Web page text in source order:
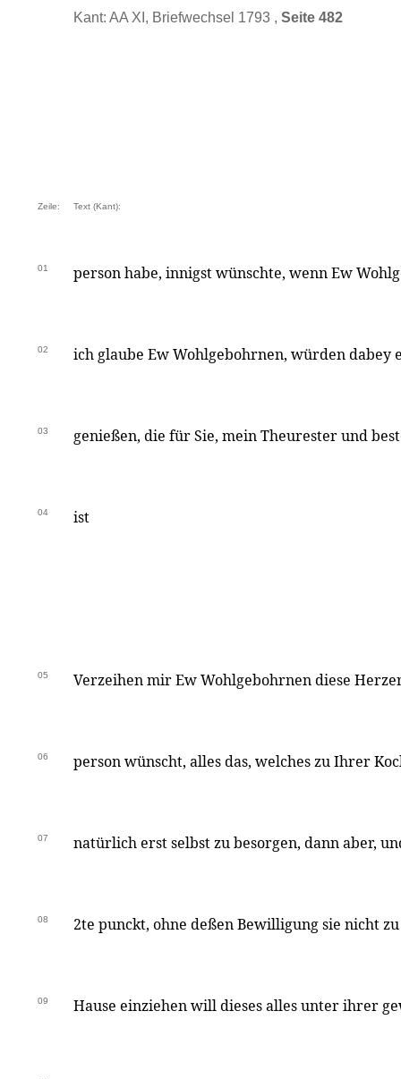
Kant: AA XI, Briefwechsel 1793 , Seite 482
Zeile: Text (Kant):
01 person habe, innigst wünschte, wenn Ew
02 ich glaube Ew Wohlgebohrnen, würden dabey
03 genießen, die für Sie, mein Theurester und
04 ist
05 Verzeihen mir Ew Wohlgebohrnen diese
06 person wünscht, alles das, welches zu Ihrer
07 natürlich erst selbst zu besorgen, dann aber,
08 2te punckt, ohne deßen Bewilligung sie nicht
09 Hause einziehen will dieses alles unter ihrer